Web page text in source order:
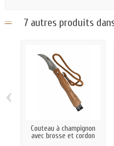
7 autres produits
Couteau à champignon
avec brosse et cordon
‹